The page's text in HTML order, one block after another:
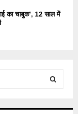
का चाबुक’, 12 साल में